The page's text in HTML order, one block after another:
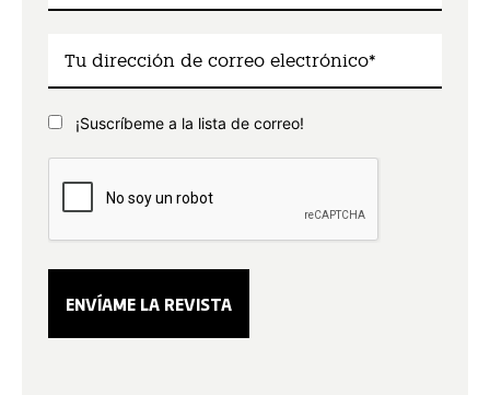
¡Suscríbeme a la lista de correo!